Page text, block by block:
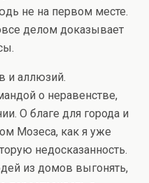
не на первом месте.
делом доказывает
и аллюзий.
о неравенстве,
О благе для города и
Мозеса, как я уже
недосказанность.
из домов выгонять,